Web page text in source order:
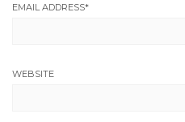
EMAIL ADDRESS*
WEBSITE